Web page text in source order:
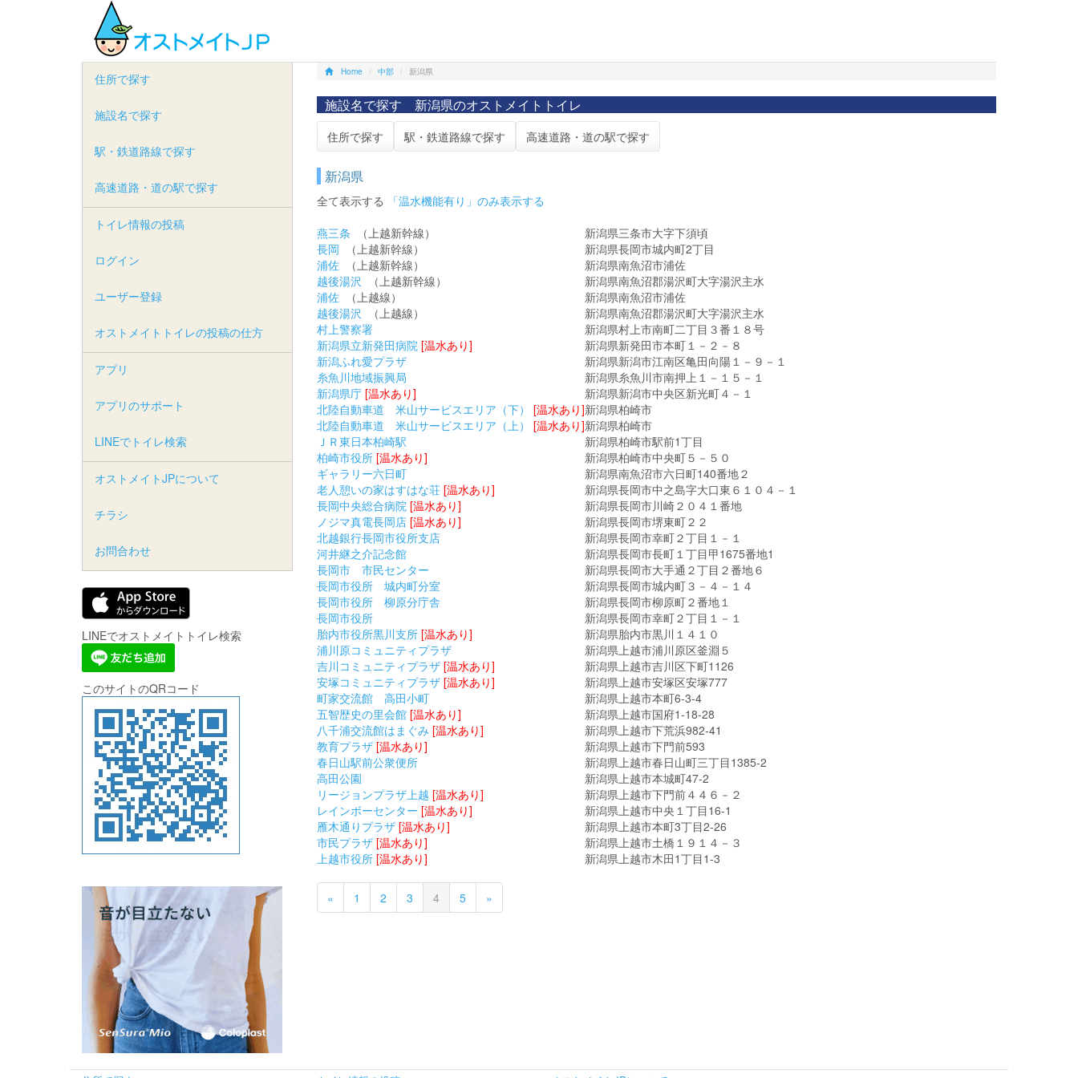
Home 中部 新潟県
施設名で探す 新潟県のオストメイトトイレ
住所で探す 駅・鉄道路線で探す 高速道路・道の駅で探す
新潟県
全て表示する
「温水機能有り」のみ表示する
燕三条 （上越新幹線）
新潟県三条市大字下須頃
長岡 （上越新幹線）
新潟県長岡市城内町2丁目
浦佐（上越新幹線）
新潟県南魚沼市浦佐
越後湯沢 （上越新幹線）
新潟県南魚沼郡湯沢町大字湯沢主水
浦佐（上越線）
新潟県南魚沼市浦佐
越後湯沢 （上越線）
新潟県南魚沼郡湯沢町大字湯沢主水
村上警察署
新潟県村上市南町二丁目３番１８号
新潟県立新発田病院 [温水あり]
新潟県新発田市本町１－２－８
新潟ふれ愛プラザ
新潟県新潟市江南区亀田向陽１－９－１
糸魚川地域振興局
新潟県糸魚川市南押上１－１５－１
新潟県庁 [温水あり]
新潟県新潟市中央区新光町４－１
北陸自動車道 米山サービスエリア（下）
[温水あり]新潟県柏崎市
北陸自動車道 米山サービスエリア（上）
[温水あり]新潟県柏崎市
ＪＲ東日本柏崎駅
新潟県柏崎市駅前1丁目
柏崎市役所 [温水あり]
新潟県柏崎市中央町５－５０
ギャラリー六日町
新潟県南魚沼市六日町140番地２
老人憩いの家はすはな荘 [温水あり]
新潟県長岡市中之島字大口東６１０４－１
長岡中央総合病院 [温水あり]
新潟県長岡市川崎２０４１番地
ノジマ真電長岡店 [温水あり]
新潟県長岡市堺東町２２
北越銀行長岡市役所支店
新潟県長岡市幸町２丁目１－１
河井継之介記念館
新潟県長岡市長町１丁目甲1675番地1
長岡市 市民センター
新潟県長岡市大手通２丁目２番地６
長岡市役所 城内町分室
新潟県長岡市城内町３－４－１４
長岡市役所 柳原分庁舎
新潟県長岡市柳原町２番地１
長岡市役所
新潟県長岡市幸町２丁目１－１
胎内市役所黒川支所 [温水あり]
新潟県胎内市黒川１４１０
浦川原コミュニティプラザ
新潟県上越市浦川原区釜淵５
吉川コミュニティプラザ [温水あり]
新潟県上越市吉川区下町1126
安塚コミュニティプラザ [温水あり]
新潟県上越市安塚区安塚777
町家交流館 高田小町
新潟県上越市本町6-3-4
五智歴史の里会館 [温水あり]
新潟県上越市国府1-18-28
八千浦交流館はまぐみ [温水あり]
新潟県上越市下荒浜982-41
教育プラザ [温水あり]
新潟県上越市下門前593
春日山駅前公衆便所
新潟県上越市春日山町三丁目1385-2
高田公園
新潟県上越市本城町47-2
リージョンプラザ上越 [温水あり]
新潟県上越市下門前４４６－２
レインボーセンター [温水あり]
新潟県上越市中央１丁目16-1
雁木通りプラザ [温水あり]
新潟県上越市本町3丁目2-26
市民プラザ [温水あり]
新潟県上越市土橋１９１４－３
上越市役所 [温水あり] 新潟県上越市木田1丁目1-3
« 1 2 3 4 5 »
住所で探す
施設名で探す
駅・鉄道路線で探す
高速道路・道の駅で探す
トイレ情報の投稿
ログイン
ユーザー登録
オストメイトトイレの投稿の仕方
アプリ
アプリのサポート
LINEでトイレ検索
オストメイトJPについて
チラシ
お問合わせ
LINEでオストメイトトイレ検索
このサイトのQRコード